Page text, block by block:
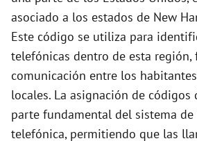
asociado a los estados de New
Este código se utiliza para
telefónicas dentro de esta
comunicación entre los
locales. La asignación de códigos
parte fundamental del sistema de
telefónica, permitiendo que las